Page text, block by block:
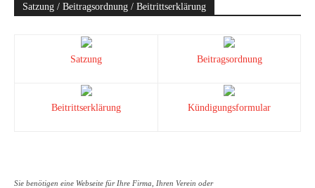
Satzung / Beitragsordnung / Beitrittserklärung
Satzung Beitragsordnung
Beitrittserklärung Kündigungsformular
Sie benötigen eine Webseite für Ihre Firma, Ihren Verein oder